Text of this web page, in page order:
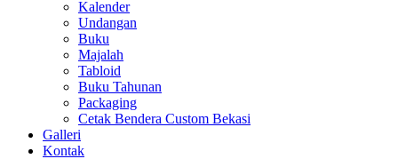
Kalender
Undangan
Buku
Majalah
Tabloid
Buku Tahunan
Packaging
Cetak Bendera Custom Bekasi
Galleri
Kontak